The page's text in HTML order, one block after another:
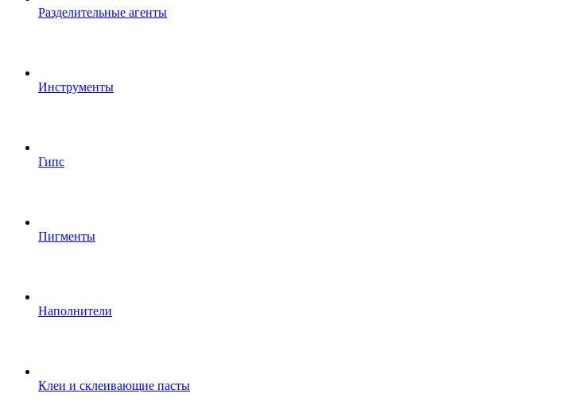
Разделительные агенты
Инструменты
Гипс
Пигменты
Наполнители
Клеи и склеивающие пасты